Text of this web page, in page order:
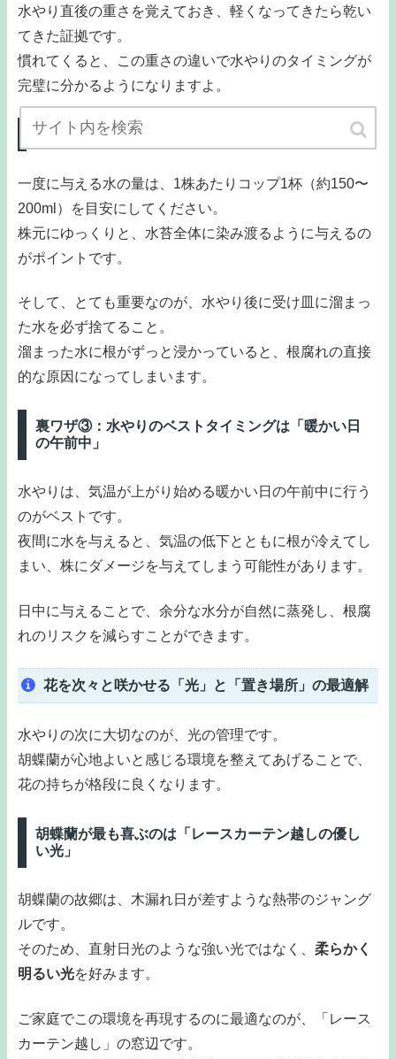
水やり直後の重さを覚えておき、軽くなってきたら乾い
てきた証拠です。
慣れてくると、この重さの違いで水やりのタイミングが
完璧に分かるようになりますよ。
裏ワザ②：与える水の量は「コップ1杯」で十分
一度に与える水の量は、1株あたりコップ1杯（約150〜
200ml）を目安にしてください。
株元にゆっくりと、水苔全体に染み渡るように与えるの
がポイントです。
そして、とても重要なのが、水やり後に受け皿に溜まっ
た水を必ず捨てること。
溜まった水に根がずっと浸かっていると、根腐れの直接
的な原因になってしまいます。
裏ワザ③：水やりのベストタイミングは「暖かい日
の午前中」
水やりは、気温が上がり始める暖かい日の午前中に行う
のがベストです。
夜間に水を与えると、気温の低下とともに根が冷えてし
まい、株にダメージを与えてしまう可能性があります。
日中に与えることで、余分な水分が自然に蒸発し、根腐
れのリスクを減らすことができます。
花を次々と咲かせる「光」と「置き場所」の最適解
水やりの次に大切なのが、光の管理です。
胡蝶蘭が心地よいと感じる環境を整えてあげることで、
花の持ちが格段に良くなります。
胡蝶蘭が最も喜ぶのは「レースカーテン越しの優し
い光」
胡蝶蘭の故郷は、木漏れ日が差すような熱帯のジャング
ルです。
そのため、直射日光のような強い光ではなく、 柔らかく
明るい光を好みます。
ご家庭でこの環境を再現するのに最適なのが、「レース
カーテン越し」の窓辺です。